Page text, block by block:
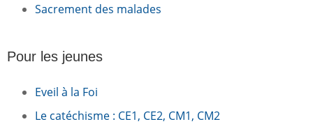
Sacrement des malades
Pour les jeunes
Eveil à la Foi
Le catéchisme : CE1, CE2, CM1, CM2